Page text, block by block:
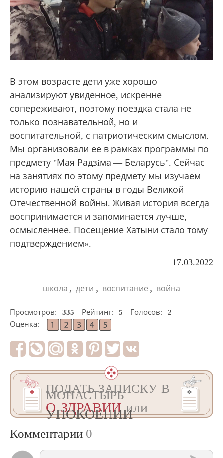
В этом возрасте дети уже хорошо
анализируют увиденное, искренне
сопереживают, поэтому поездка стала не
только познавательной, но и
воспитательной, с патриотическим смыслом.
Мы организовали ее в рамках программы по
предмету "Мая Радзiма — Беларусь". Сейчас
на занятиях по этому предмету мы изучаем
историю нашей страны в годы Великой
Отечественной войны. Живая история всегда
воспринимается и запоминается лучше,
осмысленнее. Посещение Хатыни стало тому
подтверждением».
17.03.2022
школа , дети , воспитание , война
Просмотров: 335 Рейтинг: 5 Голосов:
2
Оценка:
ПОДАТЬ ЗАПИСКУ В
МОНАСТЫРЬ
О ЗДРАВИИили
УПОКОЕНИИ
Комментарии 0